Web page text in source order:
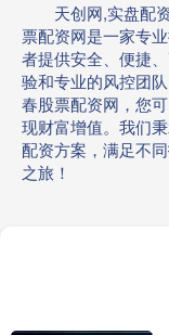
天创网,实盘配
票配资网是一家专
者提供安全、便捷
验和专业的风控团
春股票配资网，您
现财富增值。我们
配资方案，满足不
之旅！